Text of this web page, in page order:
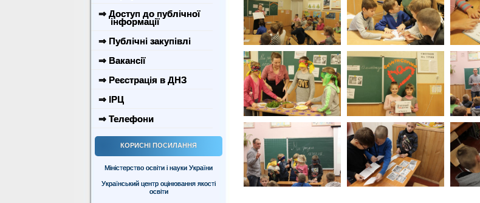
⇒ Доступ до публічної
інформації
⇒ Публічні закупівлі
⇒ Вакансії
⇒ Реєстрація в ДНЗ
⇒ ІРЦ
⇒ Телефони
КОРИСНІ ПОСИЛАННЯ
Міністерство освіти і науки України
Український центр оцінювання якості
освіти